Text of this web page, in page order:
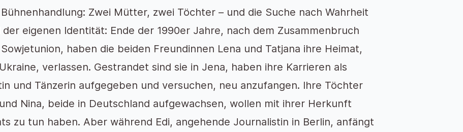
Zwei Mütter, zwei Töchter – und die Suche nach Wahrheit
der eigenen Identität: Ende der 1990er Jahre, nach dem Zusammenbruch
haben die beiden Freundinnen Lena und Tatjana ihre Heimat,
verlassen. Gestrandet sind sie in Jena, haben ihre Karrieren als
und Tänzerin aufgegeben und versuchen, neu anzufangen. Ihre Töchter
Nina, beide in Deutschland aufgewachsen, wollen mit ihrer Herkunft
zu tun haben. Aber während Edi, angehende Journalistin in Berlin, anfängt